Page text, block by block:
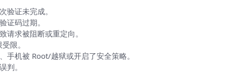
验证未完成。
证码过期。
请求被阻断或重定向。
限。
手机被 Root/越狱或开启了安全策略。
判。